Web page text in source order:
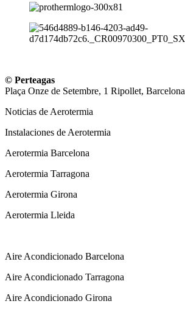
© Perteagas
Plaça Onze de Setembre, 1 Ripollet, Barcelona
Noticias de Aerotermia
Instalaciones de Aerotermia
Aerotermia Barcelona
Aerotermia Tarragona
Aerotermia Girona
Aerotermia Lleida
Aire Acondicionado Barcelona
Aire Acondicionado Tarragona
Aire Acondicionado Girona